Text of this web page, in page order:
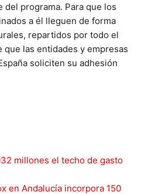
programa. Para que los
a él lleguen de forma
repartidos por todo el
las entidades y empresas
soliciten su adhesión
millones el techo de gasto
en Andalucía incorpora 150